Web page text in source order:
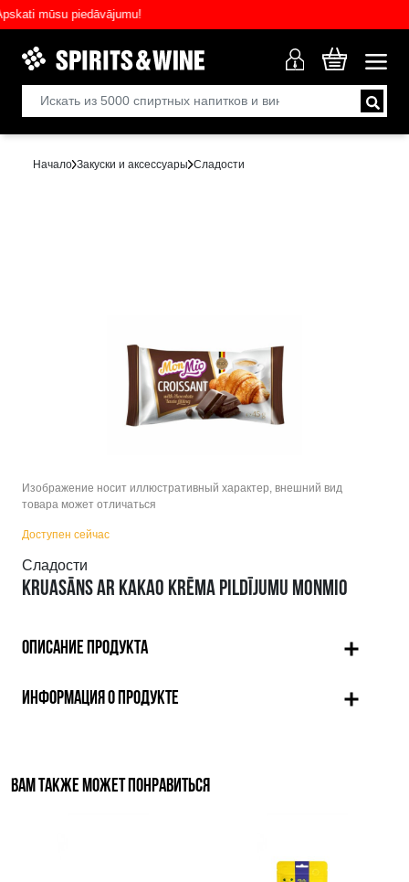
mūsu piedāvājumu!
Начало Закуски и аксессуары Сладости
Изображение носит иллюстративный характер, внешний вид
товара может отличаться
Доступен сейчас
Сладости
KRUASĀNS AR KAKAO KRĒMA PILDĪJUMU MONMIO
ОПИСАНИЕ ПРОДУКТА
ИНФОРМАЦИЯ О ПРОДУКТЕ
ВАМ ТАКЖЕ МОЖЕТ ПОНРАВИТЬСЯ